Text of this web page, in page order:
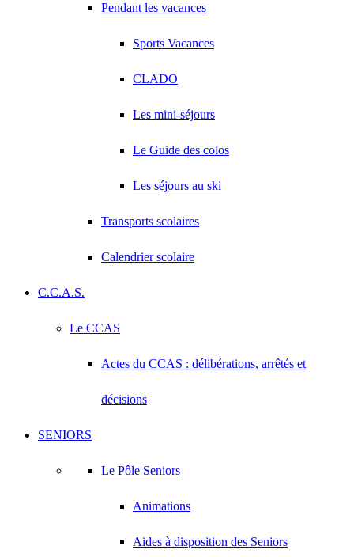
Pendant les vacances
Sports Vacances
CLADO
Les mini-séjours
Le Guide des colos
Les séjours au ski
Transports scolaires
Calendrier scolaire
C.C.A.S.
Le CCAS
Actes du CCAS : délibérations, arrêtés et
décisions
SENIORS
Le Pôle Seniors
Animations
Aides à disposition des Seniors